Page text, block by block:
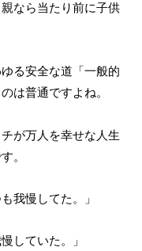
なら当たり前に子供
る安全な道「一般的
は普通ですよね。
が万人を幸せな人生
。
我慢してた。」
していた。」